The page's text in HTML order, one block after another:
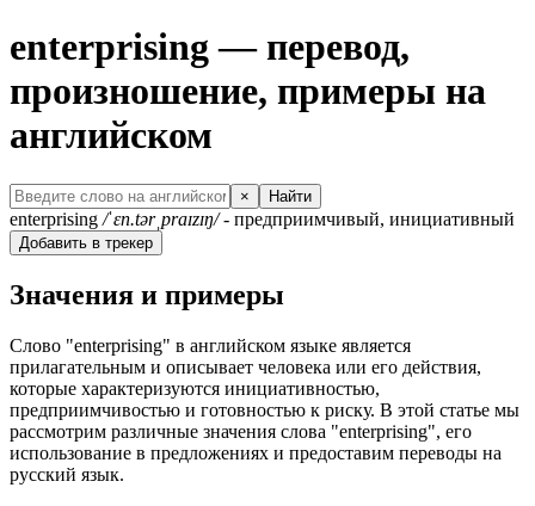
enterprising — перевод,
произношение, примеры на
английском
× Найти
enterprising /ˈɛn.tərˌpraɪzɪŋ/- предприимчивый, инициативный
Добавить в трекер
Значения и примеры
Слово "enterprising" в английском языке является
прилагательным и описывает человека или его действия,
которые характеризуются инициативностью,
предприимчивостью и готовностью к риску. В этой статье мы
рассмотрим различные значения слова "enterprising", его
использование в предложениях и предоставим переводы на
русский язык.